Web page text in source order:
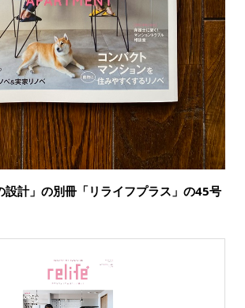
設計」の別冊「リライフプラス」の45号